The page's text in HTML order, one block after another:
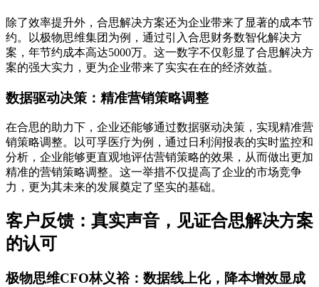
除了效率提升外，合思解决方案还为企业带来了显著的成本节
约。以极物思维集团为例，通过引入合思财务数智化解决方
案，年节约成本高达5000万。这一数字不仅彰显了合思解决方
案的强大实力，更为企业带来了实实在在的经济效益。
数据驱动决策：精准营销策略调整
在合思的助力下，企业还能够通过数据驱动决策，实现精准营
销策略调整。以可孚医疗为例，通过日利润报表的实时监控和
分析，企业能够更直观地评估营销策略的效果，从而做出更加
精准的营销策略调整。这一举措不仅提高了企业的市场竞争
力，更为其未来的发展奠定了坚实的基础。
客户反馈：真实声音，见证合思解决方案
的认可
极物思维CFO林义裕：数据线上化，降本增效显成